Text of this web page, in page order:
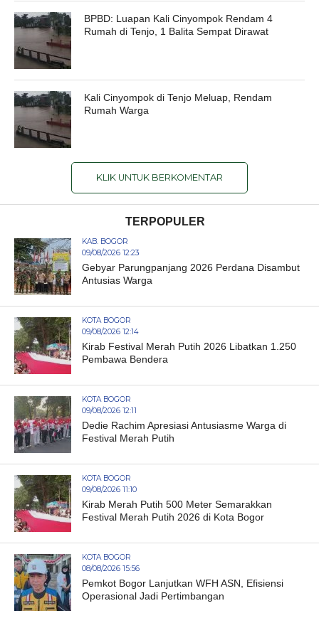
BPBD: Luapan Kali Cinyompok Rendam 4
Rumah di Tenjo, 1 Balita Sempat Dirawat
Kali Cinyompok di Tenjo Meluap, Rendam
Rumah Warga
KLIK UNTUK BERKOMENTAR
TERPOPULER
KAB. BOGOR
09/08/2026 12:23
Gebyar Parungpanjang 2026 Perdana Disambut
Antusias Warga
KOTA BOGOR
09/08/2026 12:14
Kirab Festival Merah Putih 2026 Libatkan 1.250
Pembawa Bendera
KOTA BOGOR
09/08/2026 12:11
Dedie Rachim Apresiasi Antusiasme Warga di
Festival Merah Putih
KOTA BOGOR
09/08/2026 11:10
Kirab Merah Putih 500 Meter Semarakkan
Festival Merah Putih 2026 di Kota Bogor
KOTA BOGOR
08/08/2026 15:56
Pemkot Bogor Lanjutkan WFH ASN, Efisiensi
Operasional Jadi Pertimbangan